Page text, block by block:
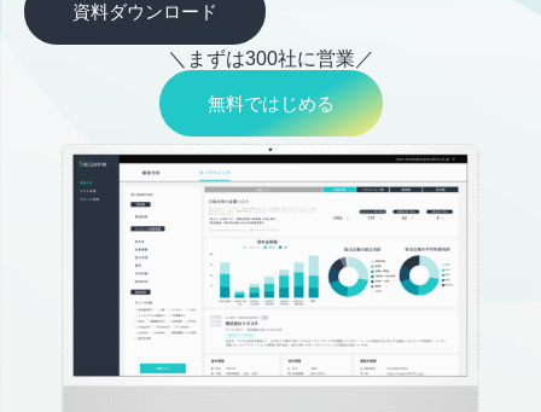
＼まずは300社に営業／
無料ではじめる
資料ダウンロード